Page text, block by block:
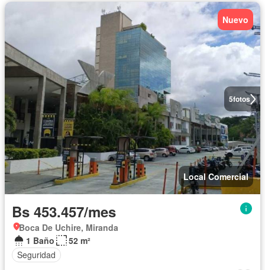
5fotos
Nuevo
Local Comercial
Bs 453.457/mes
Boca De Uchire, Miranda
1 Baño
52 m²
Seguridad